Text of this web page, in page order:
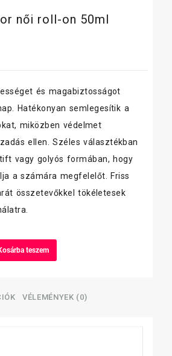
női roll-on 50ml
és magabiztosságot
Hatékonyan semlegesítik a
miközben védelmet
ellen. Széles választékban
vagy golyós formában, hogy
a számára megfelelőt. Friss
összetevőkkel tökéletesek
teszem
VÉLEMÉNYEK (0)